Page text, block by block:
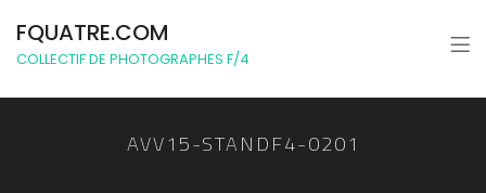
FQUATRE.COM
COLLECTIF DE PHOTOGRAPHES F/4
AVV15-STANDF4-0201